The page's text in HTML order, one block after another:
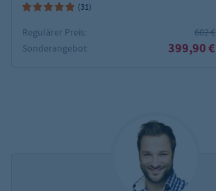
(31)
Regulärer Preis:
602 €
Sonderangebot:
399,90 €